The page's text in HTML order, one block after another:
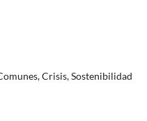
Crisis, Sostenibilidad